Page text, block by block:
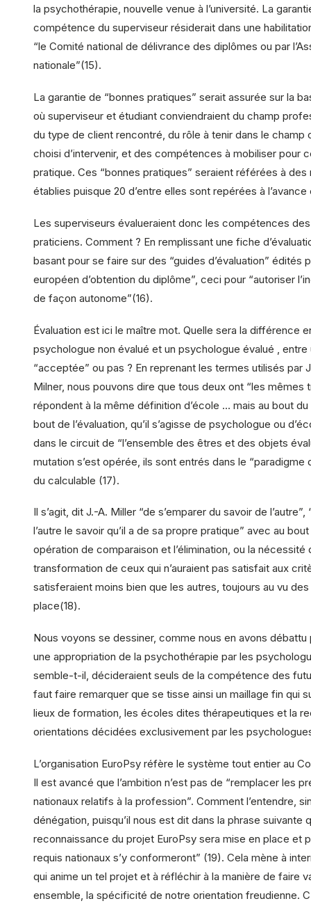
la psychothérapie, nouvelle venue à l’université. La
compétence du superviseur résiderait dans une
“le Comité national de délivrance des diplômes ou par
nationale”(15).
La garantie de “bonnes pratiques” serait assurée sur la
où superviseur et étudiant conviendraient du champ
du type de client rencontré, du rôle à tenir dans le champ
choisi d’intervenir, et des compétences à mobiliser pour
pratique. Ces “bonnes pratiques” seraient référées à
établies puisque 20 d’entre elles sont repérées à
Les superviseurs évalueraient donc les compétences
praticiens. Comment ? En remplissant une fiche
basant pour se faire sur des “guides d’évaluation” édités
européen d’obtention du diplôme”, ceci pour “autoriser
de façon autonome”(16).
Évaluation est ici le maître mot. Quelle sera la différence
psychologue non évalué et un psychologue évalué ,
“acceptée” ou pas ? En reprenant les termes utilisés par
Milner, nous pouvons dire que tous deux ont “les mêmes
répondent à la même définition d’école … mais au bout
bout de l’évaluation, qu’il s’agisse de psychologue ou
dans le circuit de “l’ensemble des êtres et des objets
mutation s’est opérée, ils sont entrés dans le “paradigme
du calculable (17).
Il s’agit, dit J.-A. Miller “de s’emparer du savoir de l’autre”,
l’autre le savoir qu’il a de sa propre pratique” avec au
opération de comparaison et l’élimination, ou la nécessité
transformation de ceux qui n’auraient pas satisfait aux
satisferaient moins bien que les autres, toujours au vu
place(18).
Nous voyons se dessiner, comme nous en avons
une appropriation de la psychothérapie par les
semble-t-il, décideraient seuls de la compétence des
faut faire remarquer que se tisse ainsi un maillage fin qui
lieux de formation, les écoles dites thérapeutiques et la
orientations décidées exclusivement par les
L’organisation EuroPsy réfère le système tout entier au
Il est avancé que l’ambition n’est pas de “remplacer les
nationaux relatifs à la profession”. Comment l’entendre,
dénégation, puisqu’il nous est dit dans la phrase suivante
reconnaissance du projet EuroPsy sera mise en place et
requis nationaux s’y conformeront” (19). Cela mène à
qui anime un tel projet et à réfléchir à la manière de faire
ensemble, la spécificité de notre orientation freudienne.